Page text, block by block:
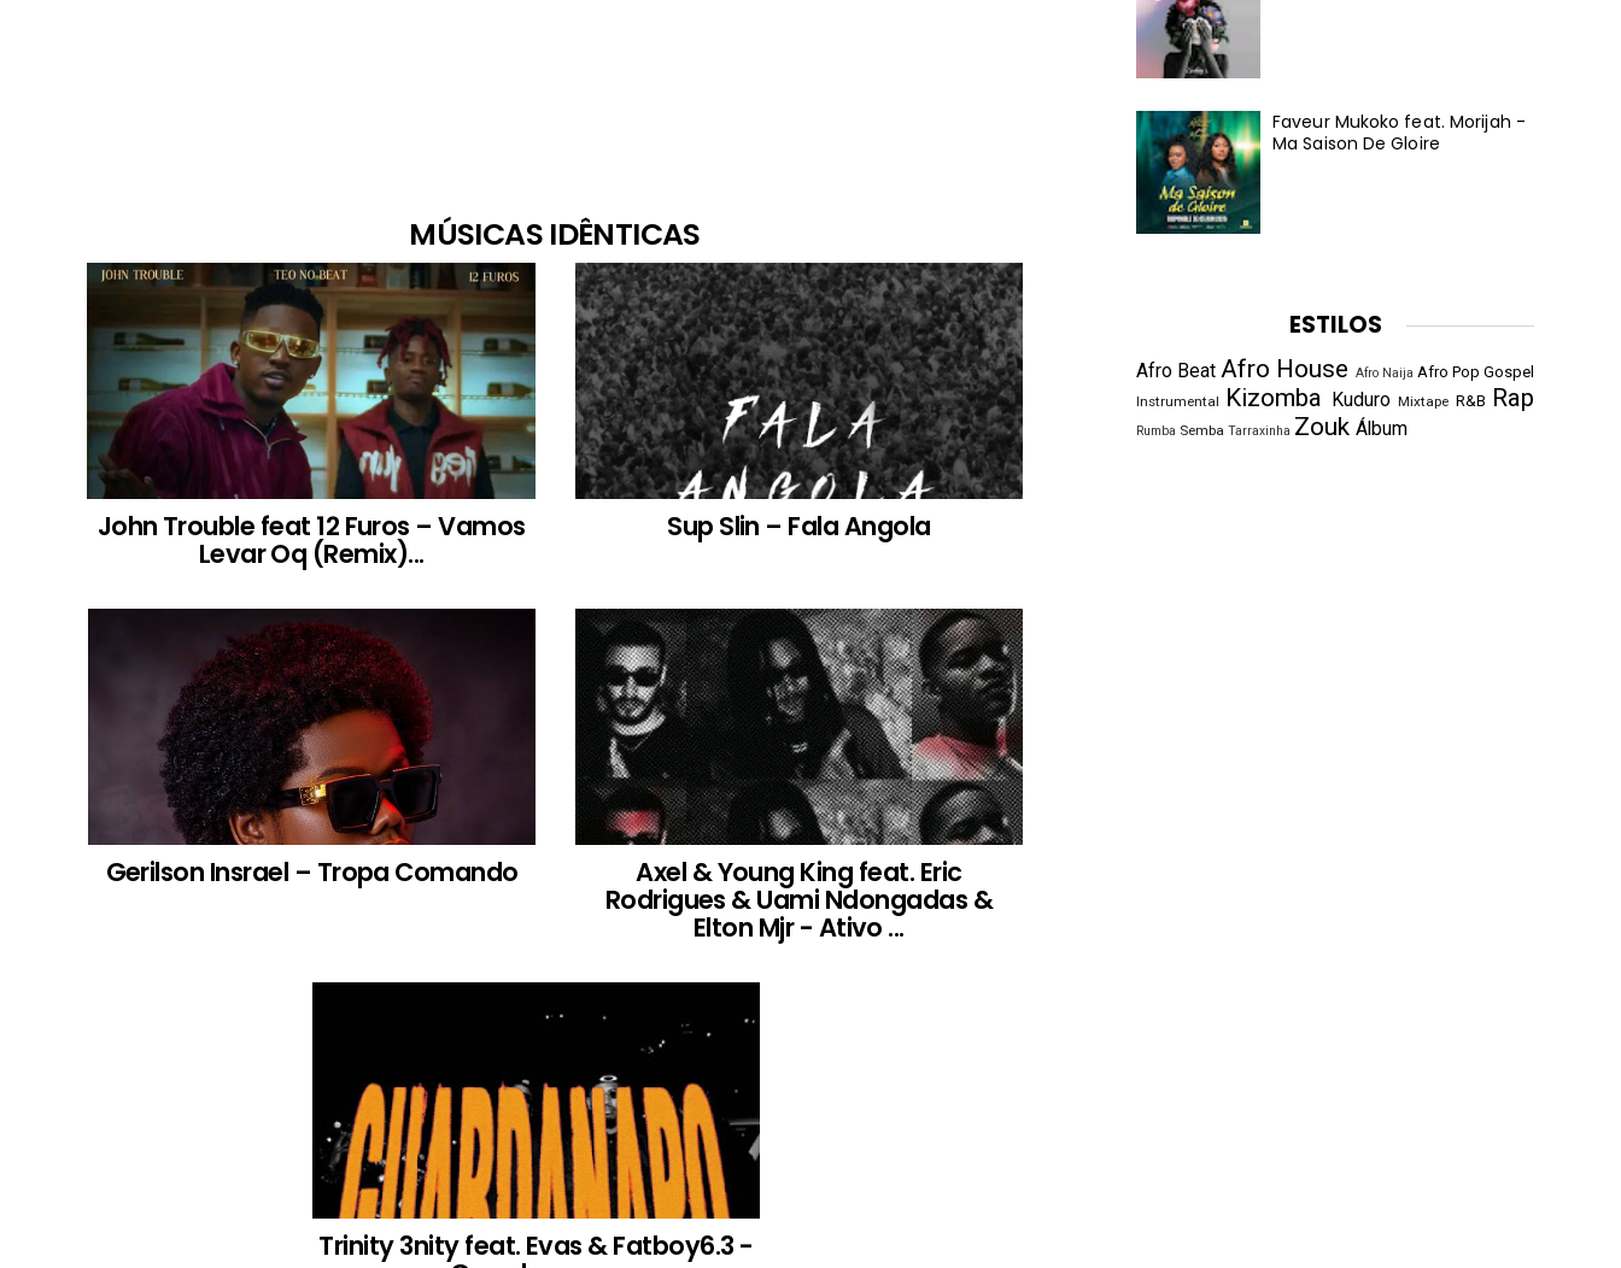
MÚSICAS IDÊNTICAS
John Trouble feat 12 Furos – Vamos
Levar Oq (Remix)...
Sup Slin – Fala Angola
Gerilson Insrael – Tropa Comando Axel & Young King feat. Eric
Rodrigues & Uami Ndongadas &
Elton Mjr - Ativo ...
Trinity 3nity feat. Evas & Fatboy6.3 -
Faveur Mukoko feat. Morijah -
Ma Saison De Gloire
ESTILOS
Afro Beat Afro House Afro Naija Afro Pop Gospel
Instrumental Kizomba Kuduro Mixtape R&B Rap
Rumba Semba Tarraxinha Zouk Álbum